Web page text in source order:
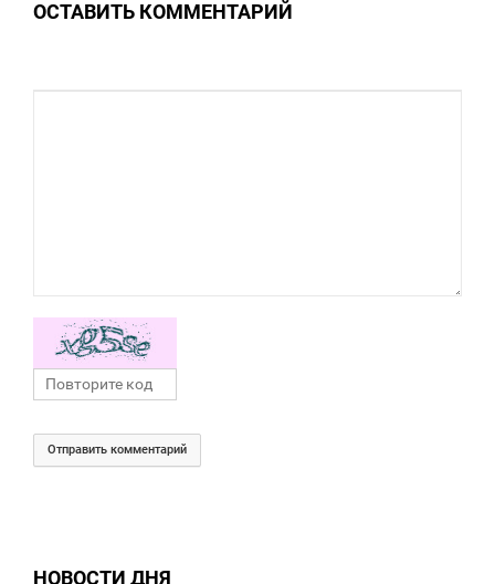
ОСТАВИТЬ КОММЕНТАРИЙ
Отправить комментарий
НОВОСТИ ДНЯ